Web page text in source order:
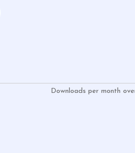
Downloads per month